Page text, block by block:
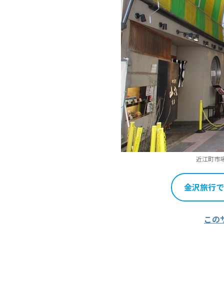
近江町市
金沢旅行
この